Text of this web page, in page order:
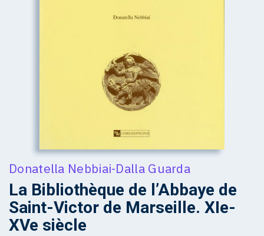
Donatella Nebbiai-Dalla Guarda
La Bibliothèque de l’Abbaye de
Saint-Victor de Marseille. XIe-
XVe siècle